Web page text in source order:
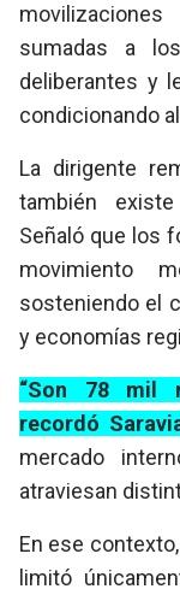
sumadas a
deliberantes y
condicionando
La dirigente
también
Señaló que los
movimiento
sosteniendo el
y economías
“Son 78 mil
recordó
mercado
atraviesan
En ese
limitó